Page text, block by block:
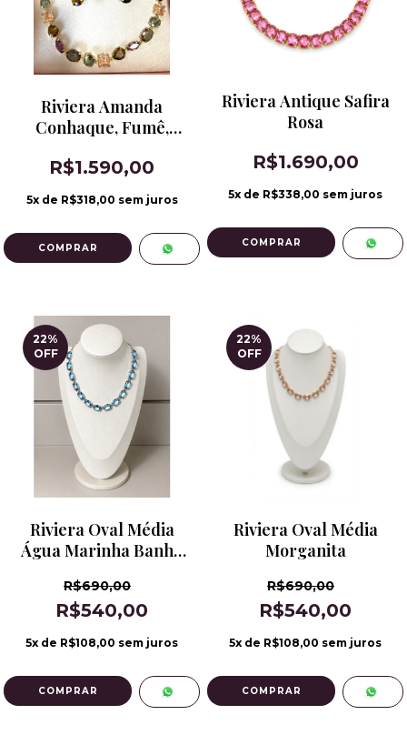
Riviera Amanda
Conhaque, Fumê,
R$1.590,00
5x de R$318,00 sem juros
Riviera Antique Safira
Rosa
R$1.690,00
5x de R$338,00 sem juros
22%
OFF
Riviera Oval Média
Água Marinha Banho
R$690,00
R$540,00
5x de R$108,00 sem juros
22%
OFF
Riviera Oval Média
Morganita
R$690,00
R$540,00
5x de R$108,00 sem juros